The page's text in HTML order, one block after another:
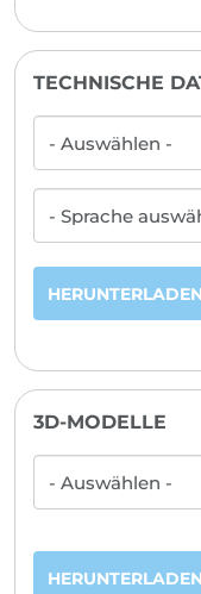
TECHNISCHE
HERUNTERLADEN
3D-MODELLE
HERUNTERLADEN